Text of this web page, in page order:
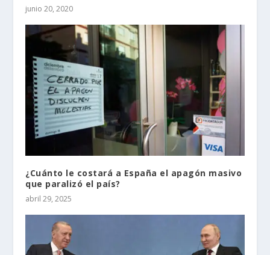
junio 20, 2020
¿Cuánto le costará a España el apagón masivo
que paralizó el país?
abril 29, 2025